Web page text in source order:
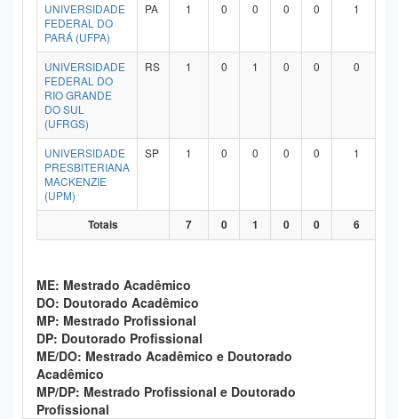
UNIVERSIDADE
FEDERAL DO
PARÁ (UFPA)
PA 1 0 0 0 0 1
UNIVERSIDADE
FEDERAL DO
RIO GRANDE
DO SUL
(UFRGS)
RS 1 0 1 0 0 0
UNIVERSIDADE
PRESBITERIANA
MACKENZIE
(UPM)
SP 1 0 0 0 0 1
Totais 7 0 1 0 0 6
ME: Mestrado Acadêmico
DO: Doutorado Acadêmico
MP: Mestrado Profissional
DP: Doutorado Profissional
ME/DO: Mestrado Acadêmico e Doutorado
Acadêmico
MP/DP: Mestrado Profissional e Doutorado
Profissional